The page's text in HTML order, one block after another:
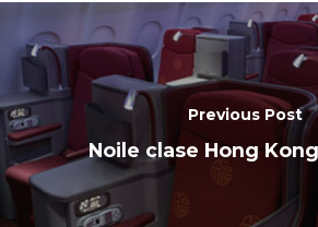
Previous Post
Noile clase Hong